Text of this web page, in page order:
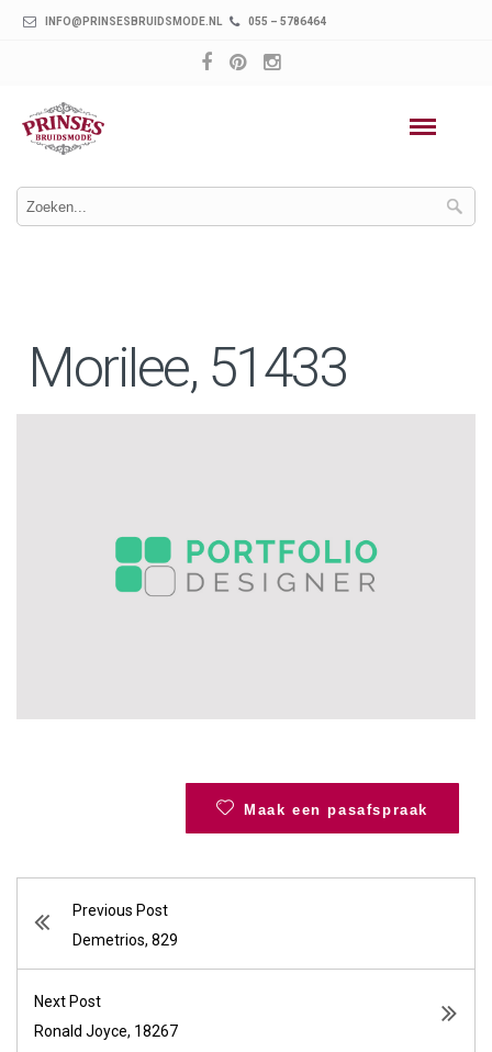
INFO@PRINSESBRUIDSMODE.NL 055 – 5786464
Morilee, 51433
Maak een pasafspraak
Previous Post
Demetrios, 829
Next Post
Ronald Joyce, 18267